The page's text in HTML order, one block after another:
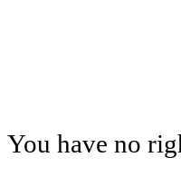
You have no